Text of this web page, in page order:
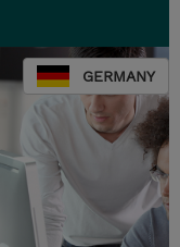
GERMANY